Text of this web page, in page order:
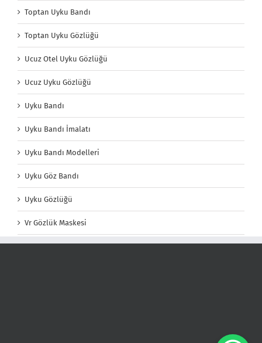
Toptan Uyku Bandı
Toptan Uyku Gözlüğü
Ucuz Otel Uyku Gözlüğü
Ucuz Uyku Gözlüğü
Uyku Bandı
Uyku Bandı İmalatı
Uyku Bandı Modelleri
Uyku Göz Bandı
Uyku Gözlüğü
Vr Gözlük Maskesi